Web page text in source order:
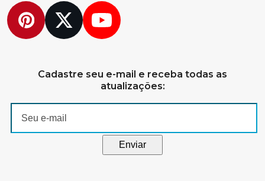
Pinterest
TwitterYouTube
Cadastre seu e-mail e receba todas as
atualizações: